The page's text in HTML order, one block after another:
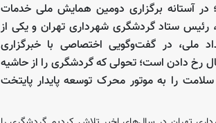
در آستانه برگزاری دومین همایش ملی خدمات
۱۴۰۴)، امیر قاسمی، رئیس ستاد گردشگری شهرداری تهران و یکی از
ملی، در گفت‌وگویی اختصاصی با خبرگزاری
رخ دادن است؛ تحولی که گردشگری را از حاشیه
را به موتور محرک توسعه پایدار پایتخت